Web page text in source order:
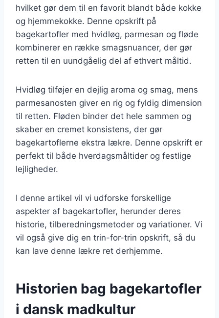
hvilket gør dem til en favorit blandt både kokke
og hjemmekokke. Denne opskrift på
bagekartofler med hvidløg, parmesan og fløde
kombinerer en række smagsnuancer, der gør
retten til en uundgåelig del af ethvert måltid.
Hvidløg tilføjer en dejlig aroma og smag, mens
parmesanosten giver en rig og fyldig dimension
til retten. Fløden binder det hele sammen og
skaber en cremet konsistens, der gør
bagekartoflerne ekstra lækre. Denne opskrift er
perfekt til både hverdagsmåltider og festlige
lejligheder.
I denne artikel vil vi udforske forskellige
aspekter af bagekartofler, herunder deres
historie, tilberedningsmetoder og variationer. Vi
vil også give dig en trin-for-trin opskrift, så du
kan lave denne lækre ret derhjemme.
Historien bag bagekartofler
i dansk madkultur